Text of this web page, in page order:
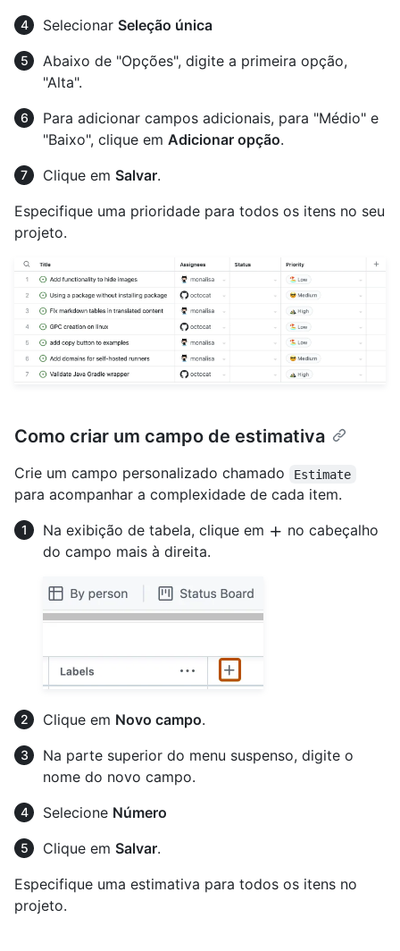
Selecionar Seleção única
Abaixo de "Opções", digite a primeira opção,
"Alta".
Para adicionar campos adicionais, para "Médio" e
"Baixo", clique em Adicionar opção.
Clique em Salvar.
Especifique uma prioridade para todos os itens no seu
projeto.
Como criar um campo de estimativa
Crie um campo personalizado chamado Estimate
para acompanhar a complexidade de cada item.
Na exibição de tabela, clique em
no cabeçalho
do campo mais à direita.
Clique em Novo campo.
Na parte superior do menu suspenso, digite o
nome do novo campo.
Selecione Número
Clique em Salvar.
Especifique uma estimativa para todos os itens no
projeto.